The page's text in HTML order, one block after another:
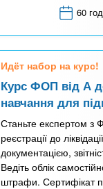
60 год
Идёт набор на курс!
Курс ФОП від А
навчання для
Станьте експертом з
реєстрації до
документацією,
Ведіть облік
штрафи. Сертифікат